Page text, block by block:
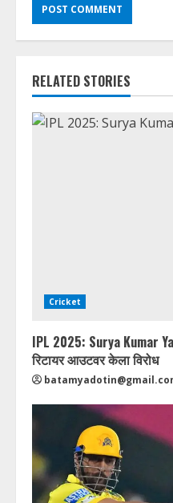
RELATED STORIES
Cricket
IPL 2025: Surya Kumar
रिटायर आउटवर केला विरोध